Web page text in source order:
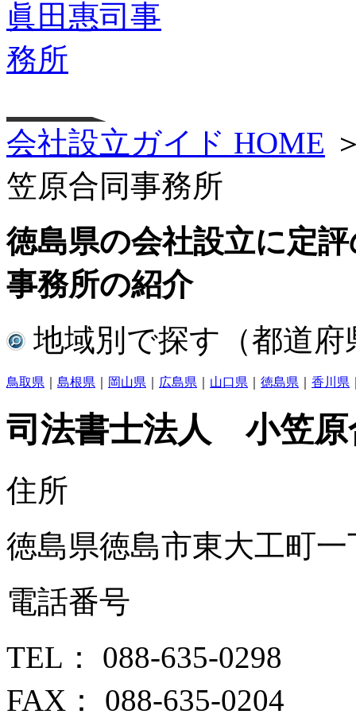
会社設立ガイド HOME
笠原合同事務所
徳島県の会社設立に定
事務所の紹介
地域別で探す（都道府
鳥取県 島根県 岡山県 広島県 山口県 徳島県 香川県
司法書士法人 小笠原
住所
徳島県徳島市東大工町
電話番号
TEL： 088-635-0298
FAX： 088-635-0204